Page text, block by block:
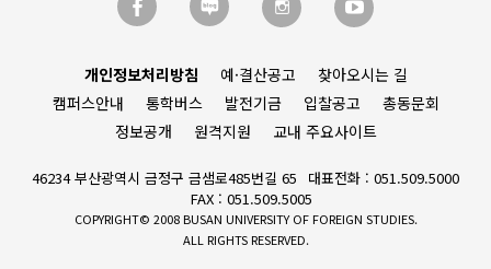
개인정보처리방침 예·결산공고
찾아오시는 길
캠퍼스안내
통학버스 발전기금 입찰공고
총동문회
정보공개
원격지원 교내 주요사이트
46234 부산광역시 금정구 금샘로485번길 65
대표전화 : 051.509.5000
FAX : 051.509.5005
COPYRIGHT© 2008 BUSAN UNIVERSITY OF FOREIGN STUDIES.
ALL RIGHTS RESERVED.